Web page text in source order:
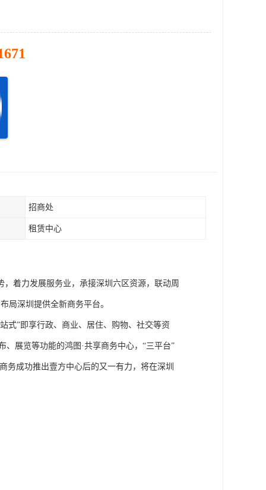
招商处
租赁中心
着力发展服务业，承接深圳六区资源，联动周
局深圳提供全新商务平台。
式”即享行政、商业、居住、购物、社交等资
、展览等功能的鸿图·共享商务中心，“三平台”
务成功推出壹方中心后的又一有力，将在深圳